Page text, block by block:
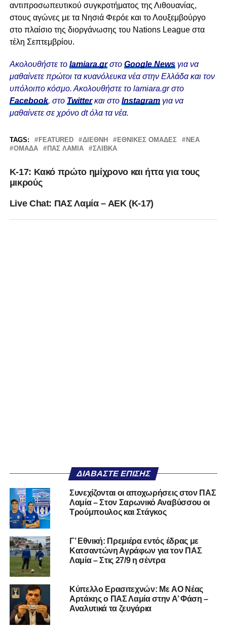
αντιπροσωπευτικού συγκροτήματος της Λιθουανίας,
στους αγώνες με τα Νησιά Φερόε και το Λουξεμβούργο
στο πλαίσιο της διοργάνωσης του Nations League στα
τέλη Σεπτεμβρίου.
Ακολουθήστε το lamiara.grστο Google Newsγια να
μαθαίνετε πρώτοι τα κυανόλευκα νέα στην Ελλάδα και τον
υπόλοιπο κόσμο. Ακολουθήστε το lamiara.gr στο
Facebook, στο Twitterκαι στο Instagram για να
μαθαίνετε σε χρόνο dt όλα τα νέα.
TAGS: FEATURED ΔΙΕΘΝΉ ΕΘΝΙΚΈΣ ΟΜΆΔΕΣ
ΝΈΑ
ΟΜΆΔΑ
ΠΑΣ ΛΑΜΙΑ ΣΛΊΒΚΑ
Κ-17: Κακό πρώτο ημίχρονο και ήττα για τους
μικρούς
Live Chat: ΠΑΣ Λαμία – ΑΕΚ (Κ-17)
ΔΙΑΒΆΣΤΕ ΕΠΊΣΗΣ
Συνεχίζονται οι αποχωρήσεις στον ΠΑΣ
Λαμία – Στον Σαρωνικό Αναβύσσου οι
Τρούμπουλος και Στάγκος
Γ’ Εθνική: Πρεμιέρα εντός έδρας με
Κατσαντώνη Αγράφων για τον ΠΑΣ
Λαμία – Στις 27/9 η σέντρα
Kύπελλο Ερασιτεχνών: Με AO Nέας
Αρτάκης ο ΠΑΣ Λαμία στην Α’ Φάση –
Αναλυτικά τα ζευγάρια